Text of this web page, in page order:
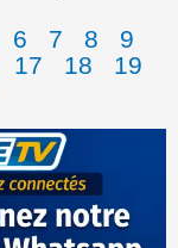
6 7 8
9
17 18
19